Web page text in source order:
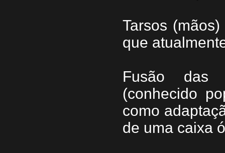
Tarsos
que
Fusão das
(conhecido
como
de uma caixa